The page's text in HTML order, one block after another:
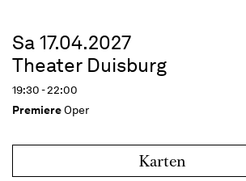
Sa 17.04.2027
Theater Duisburg
19:30 - 22:00
PremiereOper
Karten